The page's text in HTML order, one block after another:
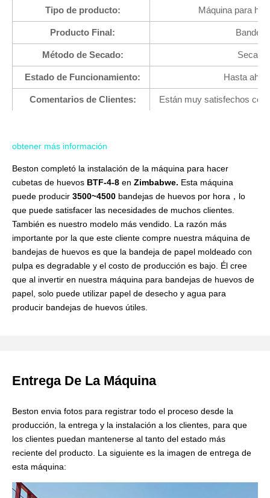
Tipo de producto: Máquina para
Producto Final:
Método de Secado: Secado
Estado de Funcionamiento: Hasta
Comentarios de Clientes: Están muy satisfechos
obtener más información
Beston completó la instalación de la máquina para hacer
cubetas de huevos BTF-4-8 en Zimbabwe. Esta máquina
puede producir 3500~4500 bandejas de huevos por hora，lo
que puede satisfacer las necesidades de muchos clientes.
También es nuestro modelo más vendido. La razón más
importante por la que este cliente compre nuestra máquina de
bandejas de huevos es que la bandeja de papel moldeado con
pulpa es degradable y el costo de producción es bajo. Él cree
que al invertir en nuestra máquina para bandejas de huevos de
papel, solo puede utilizar papel de desecho y agua para
producir bandejas de huevos útiles.
Entrega De La Máquina
Beston envia fotos para registrar todo el proceso desde la
producción, la entrega y la instalación a los clientes, para que
los clientes puedan mantenerse al tanto del estado más
reciente del producto. La siguiente es la imagen de entrega de
esta máquina: